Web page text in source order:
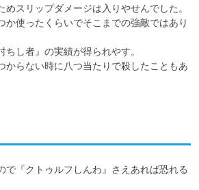
めスリップダメージは入りやせんでした。
か使ったくらいでそこまでの強敵ではあり
ちし者』の実績が得られやす。
からない時に八つ当たりで殺したこともあ
で『クトゥルフしんわ』さえあれば恐れる